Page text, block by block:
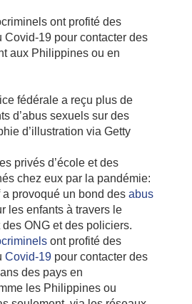
ont profité des
Covid-19 pour contacter des
aux Philippines ou en
fédérale a reçu plus de
d’abus sexuels sur des
d’illustration via Getty
privés d’école et des
chez eux par la pandémie:
provoqué un bond des abus
les enfants à travers le
ONG et des policiers.
ont profité des
Covid-19 pour contacter des
des pays en
les Philippines ou